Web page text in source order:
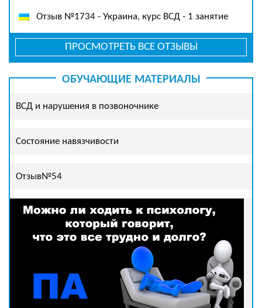
Отзыв №1734 - Украина, курс ВСД - 1 занятие
ПРОСМОТРЕТЬ ВСЕ ОТЗЫВЫ
ОБУЧАЮЩИЕ МАТЕРИАЛЫ
ВСД и нарушения в позвоночнике
Состояние навязчивости
Отзыв№54